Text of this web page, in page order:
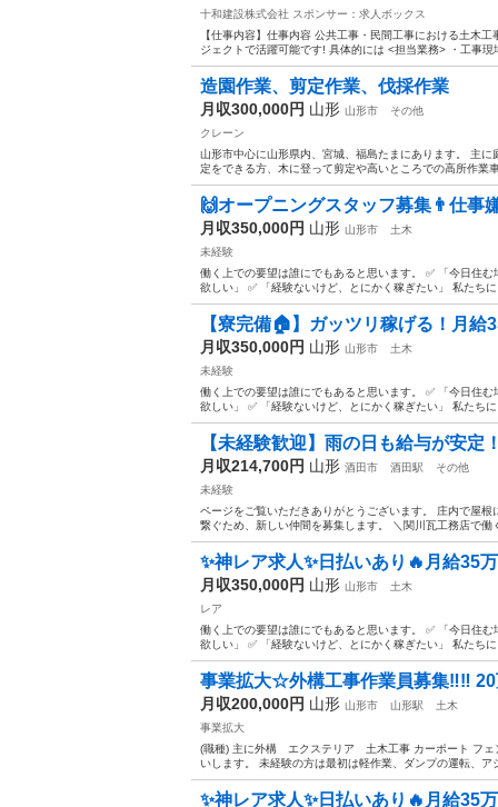
十和建設株式会社 スポンサー：求人ボックス
【仕事内容】仕事内容 公共工事・民間工事における土木
ジェクトで活躍可能です! 具体的には <担当業務> ・工事
造園作業、剪定作業、伐採作業
月収300,000円 山形 山形市
その他
クレーン
山形市中心に山形県内、宮城、福島たまにあります。 主
定をできる方、木に登って剪定や高いところでの高所作業
🙌オープニングスタッフ募集👨仕事
月収350,000円 山形 山形市
土木
未経験
働く上での要望は誰にでもあると思います。 ✅ 「今日住
欲しい」 ✅ 「経験ないけど、とにかく稼ぎたい」 私たち
【寮完備🏠】ガッツリ稼げる！月
月収350,000円 山形 山形市
土木
未経験
働く上での要望は誰にでもあると思います。 ✅ 「今日住
欲しい」 ✅ 「経験ないけど、とにかく稼ぎたい」 私たち
【未経験歓迎】雨の日も給与が安
月収214,700円 山形 酒田市 酒田駅
その他
未経験
ページをご覧いただきありがとうございます。 庄内で屋
繋ぐため、新しい仲間を募集します。 ＼関川瓦工務店で
✨神レア求人✨日払いあり🔥月給35
月収350,000円 山形 山形市
土木
レア
働く上での要望は誰にでもあると思います。 ✅ 「今日住
欲しい」 ✅ 「経験ないけど、とにかく稼ぎたい」 私たち
事業拡大☆外構工事作業員募集‼︎‼︎ 20
月収200,000円 山形 山形市 山形駅
土木
事業拡大
(職種) 主に外構 エクステリア 土木工事 カーポート フェ
いします。 未経験の方は最初は軽作業、ダンプの運転、ア
✨神レア求人✨日払いあり🔥月給35